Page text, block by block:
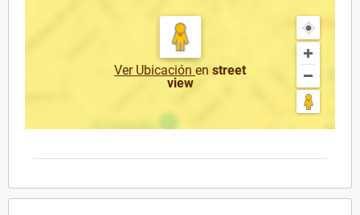
Ver Ubicación en street
view